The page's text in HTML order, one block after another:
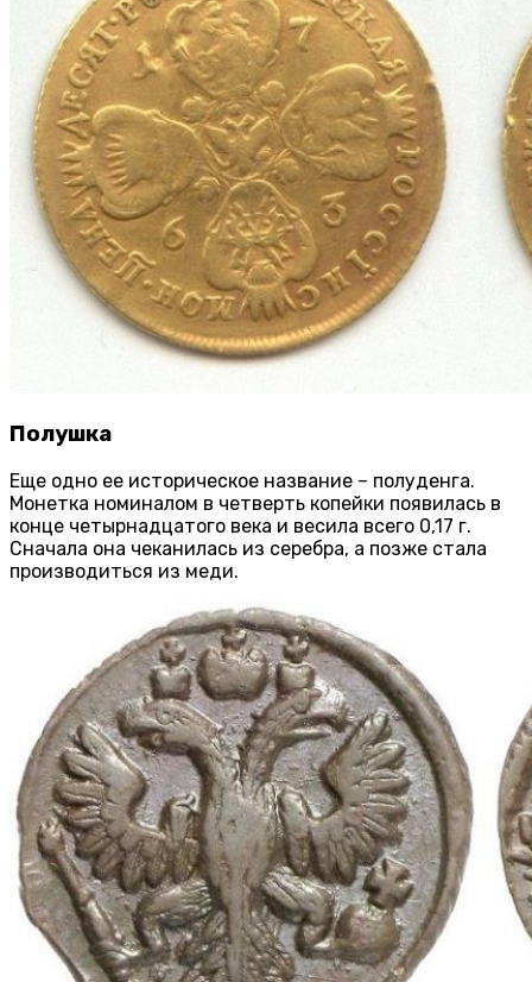
Полушка
Еще одно ее историческое название – полуденга.
Монетка номиналом в четверть копейки появилась в
конце четырнадцатого века и весила всего 0,17 г.
Сначала она чеканилась из серебра, а позже стала
производиться из меди.